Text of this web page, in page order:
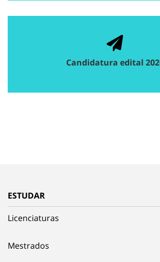
Candidatura edital
ESTUDAR
Licenciaturas
Mestrados